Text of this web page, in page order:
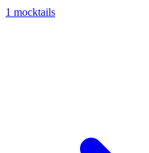
1 mocktails